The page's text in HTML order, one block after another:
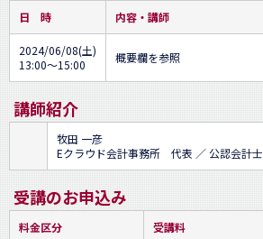
日 時 内容・講師
2024/06/08(土)
13:00～15:00
概要欄を参照
講師紹介
牧田 一彦
Eクラウド会計事務所 代表 ／ 公認会計士
受講のお申込み
料金区分 受講料